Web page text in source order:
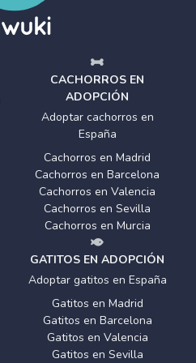
CACHORROS EN
ADOPCIÓN
Adoptar cachorros en
España
Cachorros en Madrid
Cachorros en Barcelona
Cachorros en Valencia
Cachorros en Sevilla
Cachorros en Murcia
GATITOS EN ADOPCIÓN
Adoptar gatitos en España
Gatitos en Madrid
Gatitos en Barcelona
Gatitos en Valencia
Gatitos en Sevilla